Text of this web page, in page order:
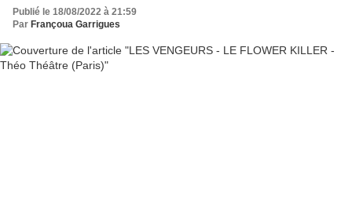
Publié le 18/08/2022 à 21:59
Par Françoua Garrigues